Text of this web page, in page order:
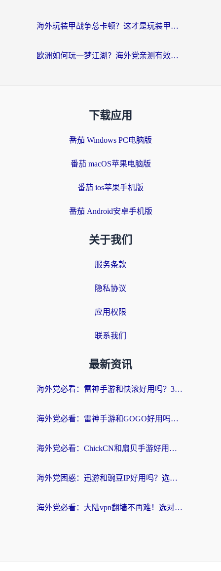
海外玩装甲战争总卡顿？这才是玩装甲战争最好的加速器（附马来西亚玩重装上阵攻略）
欧洲如何玩一梦江湖？海外党亲测有效的国服游戏加速指南
下载应用
番茄 Windows PC电脑版
番茄 macOS苹果电脑版
番茄 ios苹果手机版
番茄 Android安卓手机版
关于我们
服务条款
隐私协议
应用权限
联系我们
最新资讯
海外党必看：雷神手游和快滚好用吗？3步选对回国加速器无缝刷国内资源
海外党必看：雷神手游和GOGO好用吗？3步选对回国加速器，无缝刷剧玩原神
海外党必看：ChickCN和扇贝手游好用吗？3步选对回国加速器无缝刷国内资源
海外党困惑：迅游和豌豆IP好用吗？选对回国加速器，刷剧游戏再也不卡
海外党必看：大陆vpn翻墙不再难！选对加速器，无缝刷国内资源